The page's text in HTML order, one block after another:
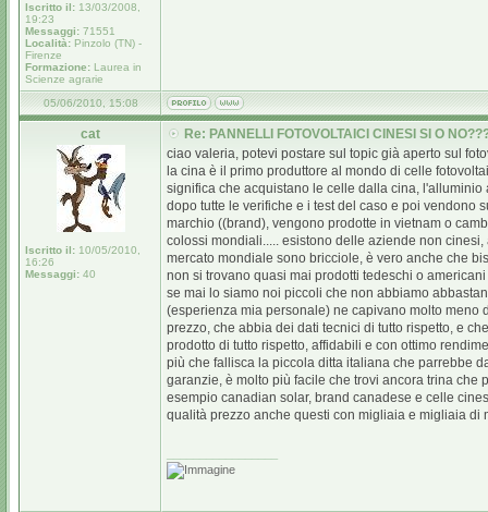
Iscritto il: 13/03/2008,
19:23
Messaggi: 71551
Località: Pinzolo (TN) -
Firenze
Formazione: Laurea in
Scienze agrarie
05/06/2010, 15:08
cat
Iscritto il: 10/05/2010,
16:26
Messaggi: 40
Re: PANNELLI FOTOVOLTAICI CINESI SI O
ciao valeria, potevi postare sul topic già aperto sul
la cina è il primo produttore al mondo di celle
significa che acquistano le celle dalla cina,
dopo tutte le verifiche e i test del caso e poi vendono
marchio ((brand), vengono prodotte in vietnam o
colossi mondiali..... esistono delle aziende non
mercato mondiale sono bricciole, è vero anche che
non si trovano quasi mai prodotti tedeschi o
se mai lo siamo noi piccoli che non abbiamo
(esperienza mia personale) ne capivano molto
prezzo, che abbia dei dati tecnici di tutto rispetto, e
prodotto di tutto rispetto, affidabili e con ottimo
più che fallisca la piccola ditta italiana che parrebbe
garanzie, è molto più facile che trovi ancora trina
esempio canadian solar, brand canadese e celle
qualità prezzo anche questi con migliaia e migliaia di